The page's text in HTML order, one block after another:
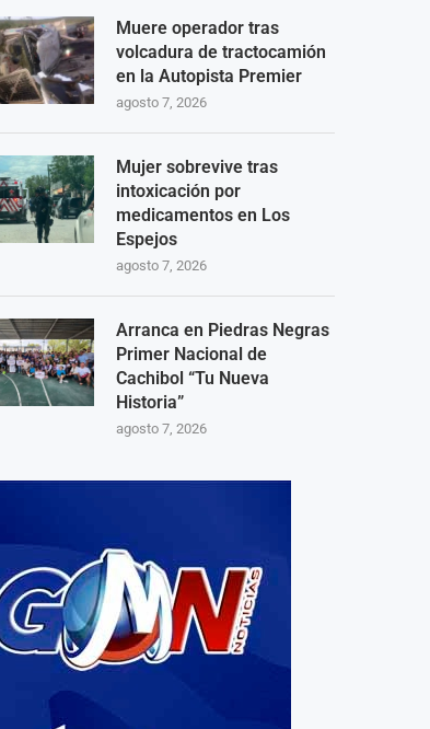
Muere operador tras
volcadura de tractocamión
en la Autopista Premier
agosto 7, 2026
Mujer sobrevive tras
intoxicación por
medicamentos en Los
Espejos
agosto 7, 2026
Arranca en Piedras Negras
Primer Nacional de
Cachibol “Tu Nueva
Historia”
agosto 7, 2026